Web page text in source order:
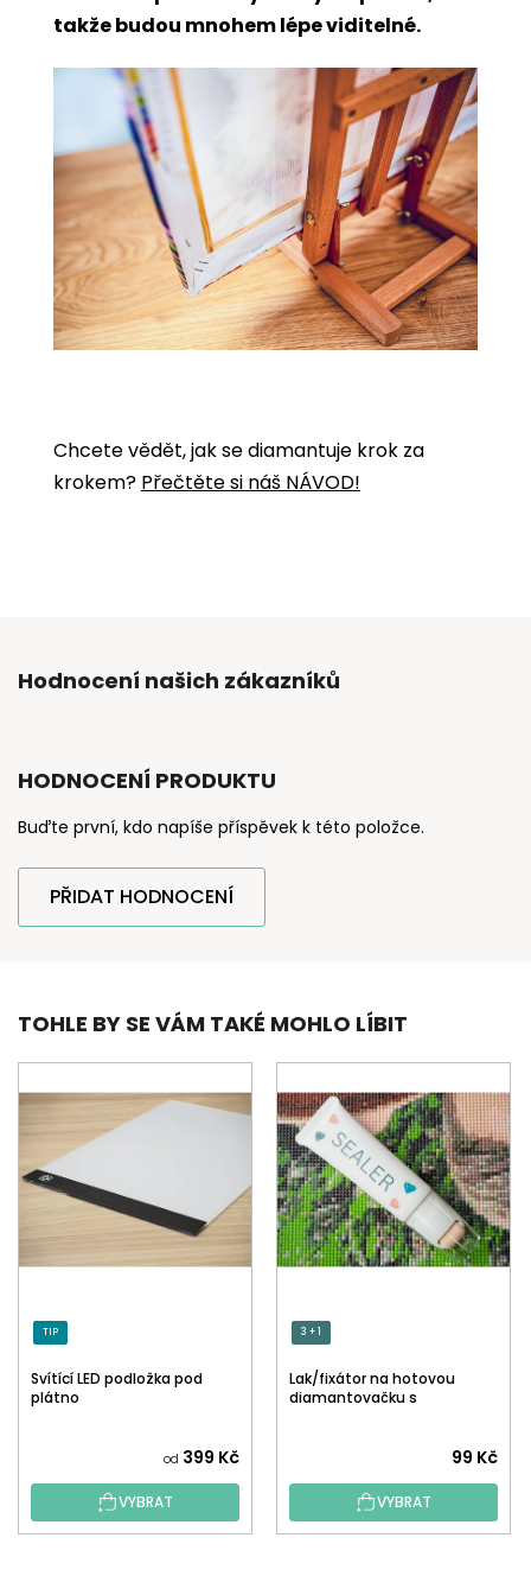
takže budou mnohem lépe viditelné.
Chcete vědět, jak se diamantuje krok za
krokem? Přečtěte si náš NÁVOD!
Hodnocení našich zákazníků
HODNOCENÍ PRODUKTU
Buďte první, kdo napíše příspěvek k této položce.
PŘIDAT HODNOCENÍ
TOHLE BY SE VÁM TAKÉ MOHLO LÍBIT
TIP
Svítící LED podložka pod
plátno
od 399 Kč
VYBRAT
3 + 1
Lak/fixátor na hotovou
diamantovačku s
hodnocení
produktu
je
99 Kč
VYBRAT